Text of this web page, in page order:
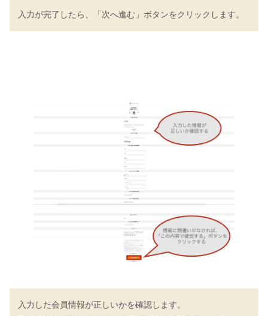
入力が完了したら、「次へ進む」ボタンをクリックします。
入力した会員情報が正しいかを確認します。